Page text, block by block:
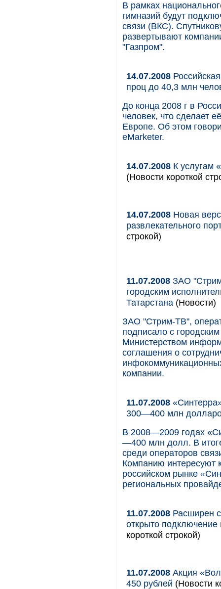
В рамках
гимназий будут
связи (ВКС).
развертывают
"Газпром".
14.07.2008
проц до 40,3 млн
До конца 2008 г в
человек, что сделает
Европе. Об этом
eMarketer.
14.07.2008 К услугам
(Новости короткой
14.07.2008 Новая
развлекательного
строкой)
11.07.2008 ЗАО
городским
Татарстана (Новости)
ЗАО "Стрим-ТВ",
подписало с
Министерством
соглашения о
компании.
11.07.2008
300—400 млн
В 2008—2009 годах
—400 млн долл. В
среди операторов
Компанию интересуют
российском рынке
региональных
11.07.2008 Расширен
открыто
короткой строкой)
11.07.2008 Акция
450 рублей (Новости